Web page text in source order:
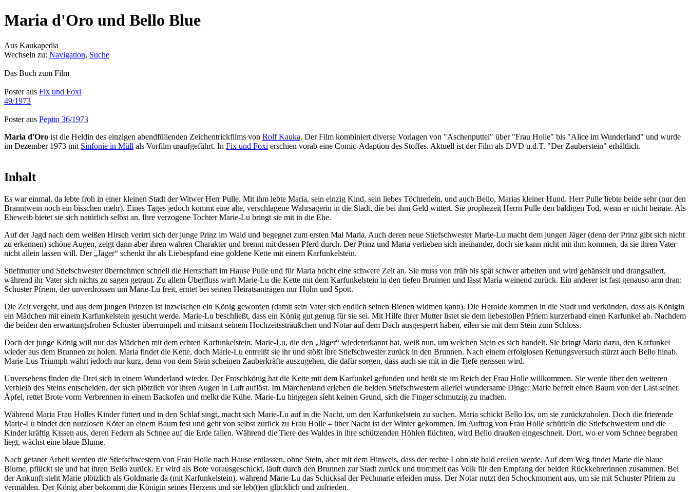
Maria d'Oro und Bello Blue
Aus Kaukapedia
Wechseln zu: Navigation, Suche
Das Buch zum Film
Poster aus Fix und Foxi
49/1973
Poster aus Pepito 36/1973
Maria d'Oro ist die Heldin des einzigen abendfüllenden Zeichentrickfilms von Rolf Kauka. Der Film kombiniert diverse Vorlagen von "Aschenputtel" über "Frau Holle" bis "Alice im Wunderland" und wurde
im Dezember 1973 mit Sinfonie in Müll als Vorfilm uraufgeführt. In Fix und Foxi erschien vorab eine Comic-Adaption des Stoffes. Aktuell ist der Film als DVD u.d.T. "Der Zauberstein" erhältlich.
Inhalt
Es war einmal, da lebte froh in einer kleinen Stadt der Witwer Herr Pulle. Mit ihm lebte Maria, sein einzig Kind, sein liebes Töchterlein, und auch Bello, Marias kleiner Hund. Herr Pulle liebte beide sehr (nur den
Branntwein noch ein bisschen mehr). Eines Tages jedoch kommt eine alte, verschlagene Wahrsagerin in die Stadt, die bei ihm Geld wittert. Sie prophezeit Herrn Pulle den baldigen Tod, wenn er nicht heirate. Als
Eheweib bietet sie sich natürlich selbst an. Ihre verzogene Tochter Marie-Lu bringt sie mit in die Ehe.
Auf der Jagd nach dem weißen Hirsch verirrt sich der junge Prinz im Wald und begegnet zum ersten Mal Maria. Auch deren neue Stiefschwester Marie-Lu macht dem jungen Jäger (denn der Prinz gibt sich nicht
zu erkennen) schöne Augen, zeigt dann aber ihren wahren Charakter und brennt mit dessen Pferd durch. Der Prinz und Maria verlieben sich ineinander, doch sie kann nicht mit ihm kommen, da sie ihren Vater
nicht allein lassen will. Der „Jäger“ schenkt ihr als Liebespfand eine goldene Kette mit einem Karfunkelstein.
Stiefmutter und Stiefschwester übernehmen schnell die Herrschaft im Hause Pulle und für Maria bricht eine schwere Zeit an. Sie muss von früh bis spät schwer arbeiten und wird gehänselt und drangsaliert,
während ihr Vater sich nichts zu sagen getraut. Zu allem Überfluss wirft Marie-Lu die Kette mit dem Karfunkelstein in den tiefen Brunnen und lässt Maria weinend zurück. Ein anderer ist fast genauso arm dran:
Schuster Pfriem, der unverdrossen um Marie-Lu freit, erntet bei seinen Heiratsanträgen nur Hohn und Spott.
Die Zeit vergeht, und aus dem jungen Prinzen ist inzwischen ein König geworden (damit sein Vater sich endlich seinen Bienen widmen kann). Die Herolde kommen in die Stadt und verkünden, dass als Königin
ein Mädchen mit einem Karfunkelstein gesucht werde. Marie-Lu beschließt, dass ein König gut genug für sie sei. Mit Hilfe ihrer Mutter listet sie dem liebestollen Pfriem kurzerhand einen Karfunkel ab. Nachdem
die beiden den erwartungsfrohen Schuster überrumpelt und mitsamt seinem Hochzeitssträußchen und Notar auf dem Dach ausgesperrt haben, eilen sie mit dem Stein zum Schloss.
Doch der junge König will nur das Mädchen mit dem echten Karfunkelstein. Marie-Lu, die den „Jäger“ wiedererkannt hat, weiß nun, um welchen Stein es sich handelt. Sie bringt Maria dazu, den Karfunkel
wieder aus dem Brunnen zu holen. Maria findet die Kette, doch Marie-Lu entreißt sie ihr und stößt ihre Stiefschwester zurück in den Brunnen. Nach einem erfolglosen Rettungsversuch stürzt auch Bello hinab.
Marie-Lus Triumph währt jedoch nur kurz, denn von dem Stein scheinen Zauberkräfte auszugehen, die dafür sorgen, dass auch sie mit in die Tiefe gerissen wird.
Unversehens finden die Drei sich in einem Wunderland wieder. Der Froschkönig hat die Kette mit dem Karfunkel gefunden und heißt sie im Reich der Frau Holle willkommen. Sie werde über den weiteren
Verbleib des Steins entscheiden, der sich plötzlich vor ihren Augen in Luft auflöst. Im Märchenland erleben die beiden Stiefschwestern allerlei wundersame Dinge: Marie befreit einen Baum von der Last seiner
Äpfel, rettet Brote vorm Verbrennen in einem Backofen und melkt die Kühe. Marie-Lu hingegen sieht keinen Grund, sich die Finger schmutzig zu machen.
Während Maria Frau Holles Kinder füttert und in den Schlaf singt, macht sich Marie-Lu auf in die Nacht, um den Karfunkelstein zu suchen. Maria schickt Bello los, um sie zurückzuholen. Doch die frierende
Marie-Lu bindet den nutzlosen Köter an einem Baum fest und geht von selbst zurück zu Frau Holle – über Nacht ist der Winter gekommen. Im Auftrag von Frau Holle schütteln die Stiefschwestern und die
Kinder kräftig Kissen aus, deren Federn als Schnee auf die Erde fallen. Während die Tiere des Waldes in ihre schützenden Höhlen flüchten, wird Bello draußen eingeschneit. Dort, wo er vom Schnee begraben
liegt, wächst eine blaue Blume.
Nach getaner Arbeit werden die Stiefschwestern von Frau Holle nach Hause entlassen, ohne Stein, aber mit dem Hinweis, dass der rechte Lohn sie bald ereilen werde. Auf dem Weg findet Marie die blaue
Blume, pflückt sie und hat ihren Bello zurück. Er wird als Bote vorausgeschickt, läuft durch den Brunnen zur Stadt zurück und trommelt das Volk für den Empfang der beiden Rückkehrerinnen zusammen. Bei
der Ankunft steht Marie plötzlich als Goldmarie da (mit Karfunkelstein), während Marie-Lu das Schicksal der Pechmarie erleiden muss. Der Notar nutzt den Schockmoment aus, um sie mit Schuster Pfriem zu
vermählen. Der König aber bekommt die Königin seines Herzens und sie leb(t)en glücklich und zufrieden.